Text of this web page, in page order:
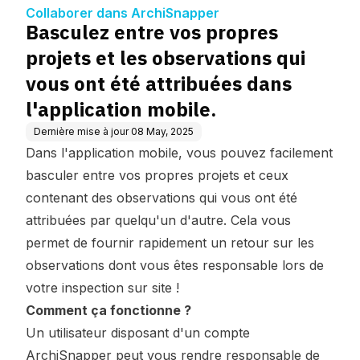
tribuées dans l'applicatio
n mobile.
Collaborer dans ArchiSnapper
Basculez entre vos propres
projets et les observations qui
vous ont été attribuées dans
l'application mobile.
Dernière mise à jour 08 May, 2025
Dans l'application mobile, vous pouvez facilement
basculer entre vos propres projets et ceux
contenant des observations qui vous ont été
attribuées par quelqu'un d'autre. Cela vous
permet de fournir rapidement un retour sur les
observations dont vous êtes responsable lors de
votre inspection sur site !
Comment ça fonctionne ?
Un utilisateur disposant d'un compte
ArchiSnapper peut vous rendre responsable de